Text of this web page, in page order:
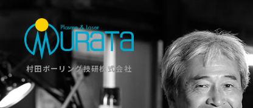
村田ボーリング技研株式会社